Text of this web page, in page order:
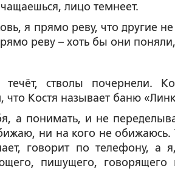
лицо темнеет.
я прямо реву, что другие
реву – хоть бы они поняли,
стволы почернели.
Костя называет баню
а понимать, и не
ни на кого не
говорит по телефону, а
пишущего,